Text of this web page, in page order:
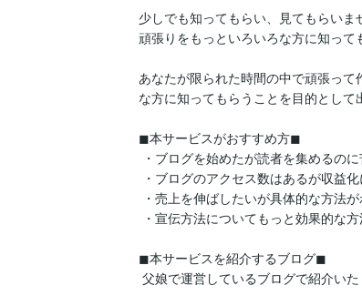
少しでも知ってもらい、見てもらいま
頑張りをもっといろいろな方に知って
あなたが限られた時間の中で頑張っ
な方に知ってもらうことを目的として
◼本サービスがおすすめ方◼
◼本サービスを紹介するブログ◼